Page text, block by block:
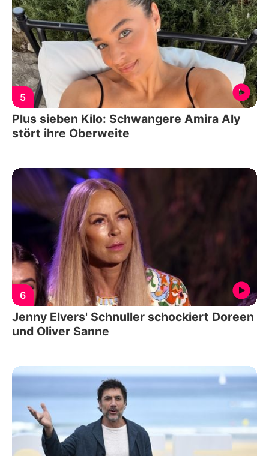
5
Plus sieben Kilo: Schwangere Amira Aly
stört ihre Oberweite
6
Jenny Elvers' Schnuller schockiert Doreen
und Oliver Sanne